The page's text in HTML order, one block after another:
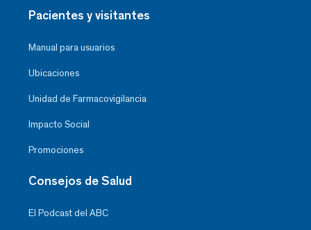
Pacientes y visitantes
Manual para usuarios
Ubicaciones
Unidad de Farmacovigilancia
Impacto Social
Promociones
Consejos de Salud
El Podcast del ABC